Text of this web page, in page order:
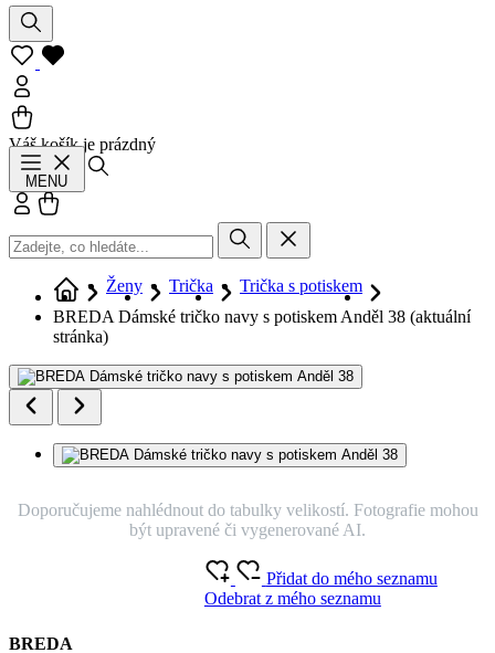
Váš košík je prázdný
MENU
Přihlásit se
Ženy Trička
Trička s potiskem
BREDA Dámské tričko navy s potiskem Anděl 38 (aktuální
stránka)
Doporučujeme nahlédnout do tabulky velikostí. Fotografie mohou
být upravené či vygenerované AI.
BREDA
Přidat do mého seznamu
Odebrat z mého seznamu